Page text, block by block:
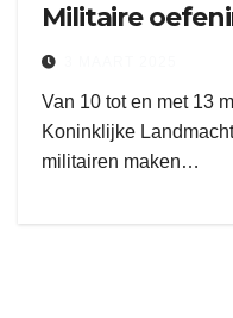
Militaire
Van 10 tot en met 13
Koninklijke
militairen maken…